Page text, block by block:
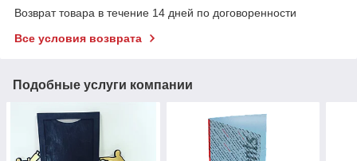
Возврат товара в течение 14 дней по договоренности
Все условия возврата
Подобные услуги компании